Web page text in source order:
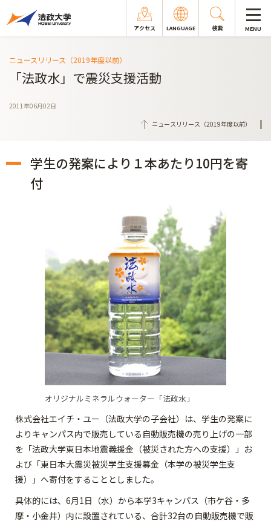
アクセス LANGUAGE 検索 MENU
ニュースリリース（2019年度以前）
「法政水」で震災支援活動
2011年06月02日
ニュースリリース（2019年度以前）
学生の発案により１本あたり10円を寄
付
オリジナルミネラルウォーター「法政水」
株式会社エイチ・ユー（法政大学の子会社）は、学生の発案に
よりキャンパス内で販売している自動販売機の売り上げの一部
を「法政大学東日本地震義援金（被災された方への支援）」お
よび「東日本大震災被災学生支援募金（本学の被災学生支
援）」へ寄付をすることとしました。
具体的には、6月1日（水）から本学3キャンパス（市ケ谷・多
摩・小金井）内に設置されている、合計32台の自動販売機で販